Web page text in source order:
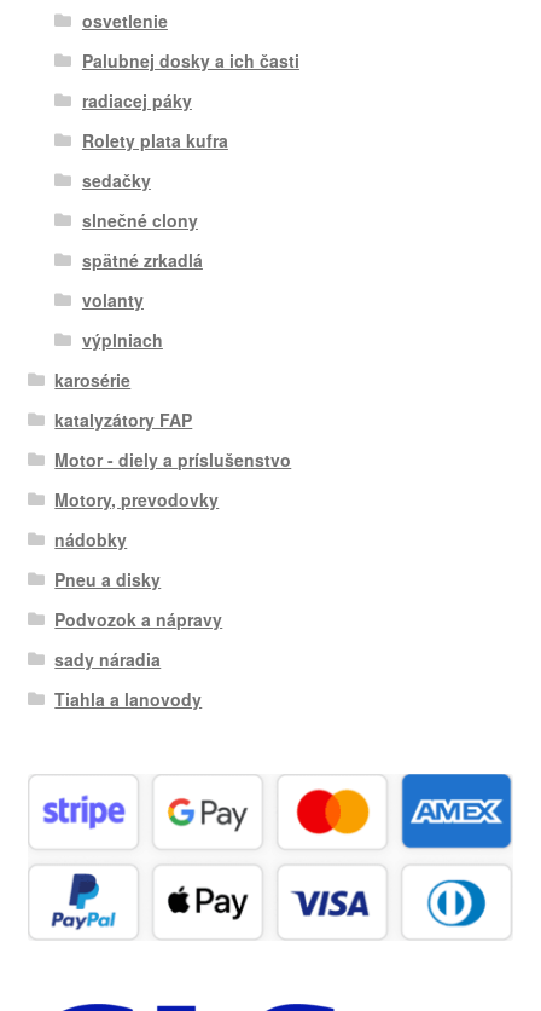
osvetlenie
Palubnej dosky a ich časti
radiacej páky
Rolety plata kufra
sedačky
slnečné clony
spätné zrkadlá
volanty
výplniach
karosérie
katalyzátory FAP
Motor - diely a príslušenstvo
Motory, prevodovky
nádobky
Pneu a disky
Podvozok a nápravy
sady náradia
Tiahla a lanovody